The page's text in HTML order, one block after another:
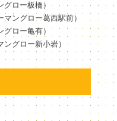
ロー板橋）
マングロー葛西駅前）
ロー亀有）
ングロー新小岩）